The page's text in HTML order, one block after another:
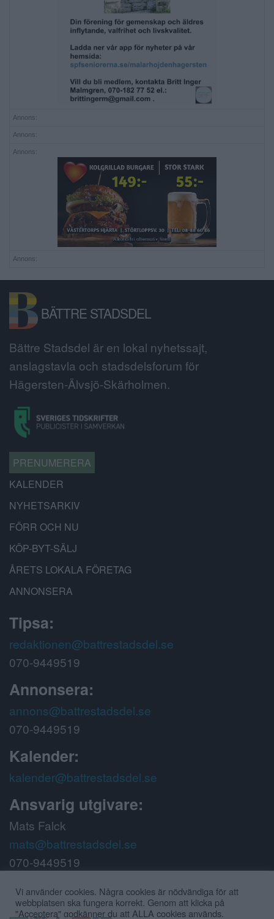
Annons:
Annons:
Annons:
Annons:
BÄTTRE STADSDEL
Bättre Stadsdel är en lokal nyhetssajt,
anslagstavla och stadsdelsforum för
Hägersten-Älvsjö-Skärholmen.
PRENUMERERA
KALENDER
NYHETSARKIV
FÖRR OCH NU
KÖP-BYT-SÄLJ
ÅRETS LOKALA FÖRETAG
ANNONSERA
Tipsa:
redaktionen@battrestadsdel.se
070-9449519
Annonsera:
annons@battrestadsdel.se
070-9449519
Kalender:
kalender@battrestadsdel.se
Ansvarig utgivare:
Mats Falck
mats@battrestadsdel.se
070-9449519
Följ oss på:
Vi använder cookies. Några cookies är nödvändiga för att
webbplatsen ska fungera korrekt. Genom att klicka på
"Acceptera" godkänner du att ALLA cookies används.